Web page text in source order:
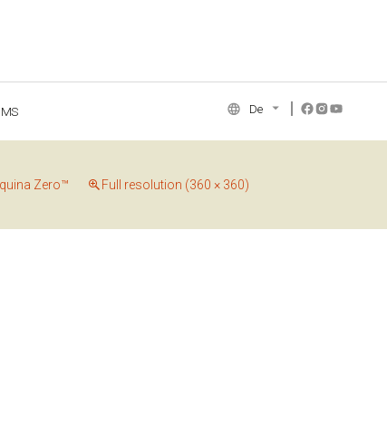
De
Zero™ Full resolution (360 × 360)